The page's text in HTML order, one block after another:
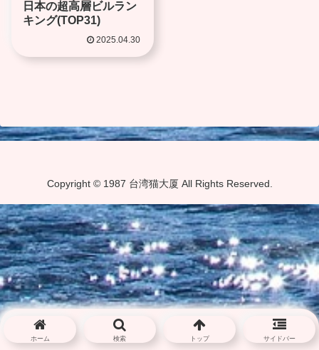
日本の超高層ビルラン
キング(TOP31)
2025.04.30
Copyright © 1987 台湾猫大厦 All Rights Reserved.
ホーム 検索 トップ サイドバー